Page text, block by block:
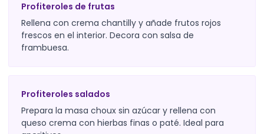
Profiteroles de frutas
Rellena con crema chantilly y añade frutos rojos
frescos en el interior. Decora con salsa de
frambuesa.
Profiteroles salados
Prepara la masa choux sin azúcar y rellena con
queso crema con hierbas finas o paté. Ideal para